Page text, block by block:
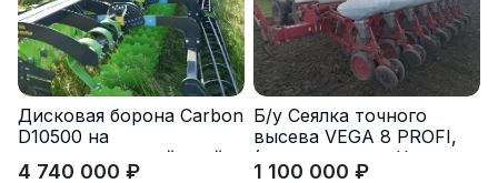
Дисковая борона Carbon
D10500 на
подпружиненной стойке
4 740 000 ₽
Б/у Сеялка точного
высева VEGA 8 PROFI,
(производство Червона
1 100 000 ₽